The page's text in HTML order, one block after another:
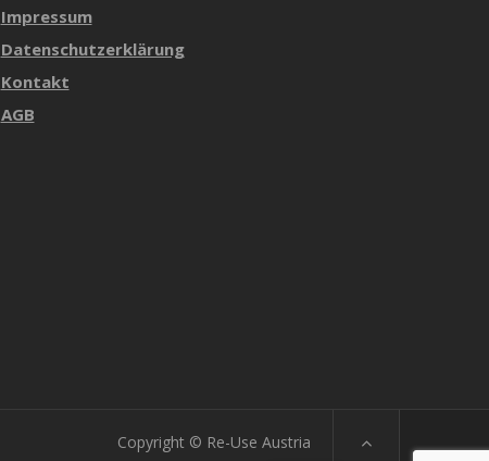
Impressum
Datenschutzerklärung
Kontakt
AGB
Copyright © Re-Use Austria